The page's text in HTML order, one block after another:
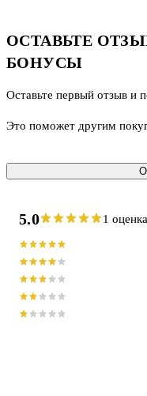
ОСТАВЬТЕ
БОНУСЫ
Оставьте первый отзыв и
Это поможет другим
5.0 1 оценка